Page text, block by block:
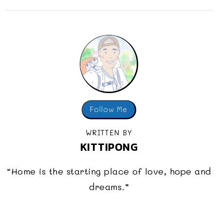
Follow Me
WRITTEN BY
KITTIPONG
“Home is the starting place of love, hope and
dreams.”